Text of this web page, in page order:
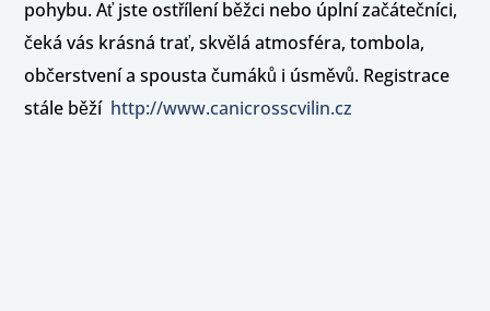
pohybu. Ať jste ostřílení běžci nebo úplní začátečníci,
čeká vás krásná trať, skvělá atmosféra, tombola,
občerstvení a spousta čumáků i úsměvů. Registrace
stále běží http://www.canicrosscvilin.cz